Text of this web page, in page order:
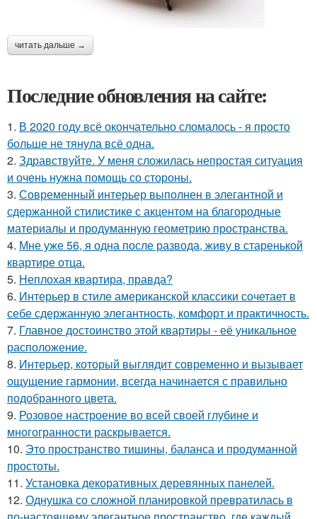
читать дальше →
Последние обновления на сайте:
1. В 2020 году всё окончательно сломалось - я просто
больше не тянула всё одна.
2. Здравствуйте. У меня сложилась непростая ситуация
и очень нужна помощь со стороны.
3. Современный интерьер выполнен в элегантной и
сдержанной стилистике с акцентом на благородные
материалы и продуманную геометрию пространства.
4. Мне уже 56, я одна после развода, живу в старенькой
квартире отца.
5. Неплохая квартира, правда?
6. Интерьер в стиле американской классики сочетает в
себе сдержанную элегантность, комфорт и практичность.
7. Главное достоинство этой квартиры - её уникальное
расположение.
8. Интерьер, который выглядит современно и вызывает
ощущение гармонии, всегда начинается с правильно
подобранного цвета.
9. Розовое настроение во всей своей глубине и
многогранности раскрывается.
10. Это пространство тишины, баланса и продуманной
простоты.
11. Установка декоративных деревянных панелей.
12. Однушка со сложной планировкой превратилась в